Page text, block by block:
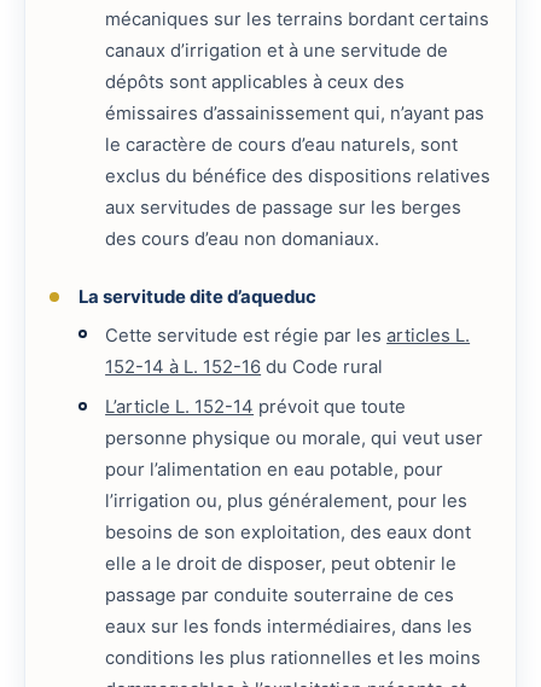
mécaniques sur les terrains bordant certains
canaux d’irrigation et à une servitude de
dépôts sont applicables à ceux des
émissaires d’assainissement qui, n’ayant pas
le caractère de cours d’eau naturels, sont
exclus du bénéfice des dispositions relatives
aux servitudes de passage sur les berges
des cours d’eau non domaniaux.
La servitude dite d’aqueduc
Cette servitude est régie par lesarticles L.
152-14 à L. 152-16 du Code rural
L’article L. 152-14 prévoit que toute
personne physique ou morale, qui veut user
pour l’alimentation en eau potable, pour
l’irrigation ou, plus généralement, pour les
besoins de son exploitation, des eaux dont
elle a le droit de disposer, peut obtenir le
passage par conduite souterraine de ces
eaux sur les fonds intermédiaires, dans les
conditions les plus rationnelles et les moins